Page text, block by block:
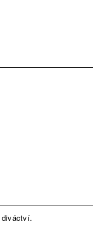
diváctví.